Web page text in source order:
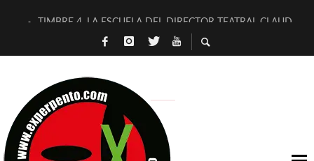
TIMBRE 4, LA ESCUELA DEL DIRECTOR TEATRAL CLAUDIO
30 AÑOS (NO ES NADA) DE LA KATARSIS DEL TOMATAZO
D’BALDOMEROS REINVENTAN [BITÁCORA 3.0] EN EXVITA
MARSHALL FLASH PRESENTA EN EXVITA [RELATIVA
JOFRE BARDAGÍ EN EXVITA INTERPRETANDO A SERRAT